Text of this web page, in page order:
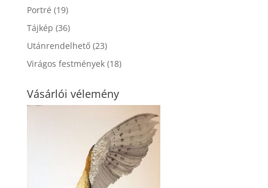
Portré (19)
Tájkép (36)
Utánrendelhető (23)
Virágos festmények (18)
Vásárlói vélemény